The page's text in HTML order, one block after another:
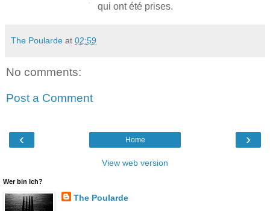
qui ont été prises.
The Poularde at 02:59
No comments:
Post a Comment
‹ ›
Home
View web version
Wer bin Ich?
The Poularde